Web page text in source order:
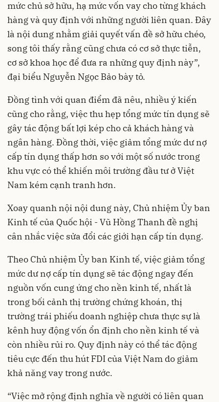
mức chủ sở hữu, hạ mức vốn vay cho từng khách
hàng và quy định với những người liên quan. Đây
là nội dung nhằm giải quyết vấn đề sở hữu chéo,
song tôi thấy rằng cũng chưa có cơ sở thực tiễn,
cơ sở khoa học để đưa ra những quy định này”,
đại biểu Nguyễn Ngọc Bảo bày tỏ.
Đồng tình với quan điểm đã nêu, nhiều ý kiến
cũng cho rằng, việc thu hẹp tổng mức tín dụng sẽ
gây tác động bất lợi kép cho cả khách hàng và
ngân hàng. Đồng thời, việc giảm tổng mức dư nợ
cấp tín dụng thấp hơn so với một số nước trong
khu vực có thể khiến môi trường đầu tư ở Việt
Nam kém cạnh tranh hơn.
Xoay quanh nội nội dung này, Chủ nhiệm Ủy ban
Kinh tế của Quốc hội - Vũ Hồng Thanh đề nghị
cân nhắc việc sửa đổi các giới hạn cấp tín dụng.
Theo Chủ nhiệm Ủy ban Kinh tế, việc giảm tổng
mức dư nợ cấp tín dụng sẽ tác động ngay đến
nguồn vốn cung ứng cho nền kinh tế, nhất là
trong bối cảnh thị trường chứng khoán, thị
trường trái phiếu doanh nghiệp chưa thực sự là
kênh huy động vốn ổn định cho nền kinh tế và
còn nhiều rủi ro. Quy định này có thể tác động
tiêu cực đến thu hút FDI của Việt Nam do giảm
khả năng vay trong nước.
“Việc mở rộng định nghĩa về người có liên quan